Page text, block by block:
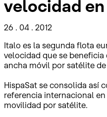
velocidad
26 . 04 . 2012
Italo es la segunda flota
velocidad que se
ancha móvil por satélite de
HispaSat se consolida así
referencia internacional
movilidad por satélite.